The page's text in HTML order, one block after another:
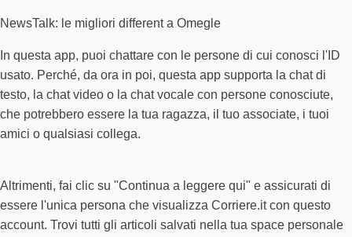
NewsTalk: le migliori different a Omegle
In questa app, puoi chattare con le persone di cui conosci l'ID
usato. Perché, da ora in poi, questa app supporta la chat di
testo, la chat video o la chat vocale con persone conosciute,
che potrebbero essere la tua ragazza, il tuo associate, i tuoi
amici o qualsiasi collega.
Altrimenti, fai clic su "Continua a leggere qui" e assicurati di
essere l'unica persona che visualizza Corriere.it con questo
account. Trovi tutti gli articoli salvati nella tua space personale